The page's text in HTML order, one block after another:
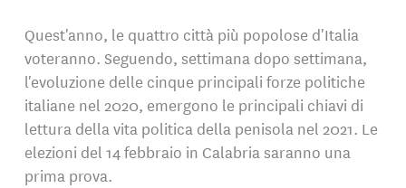
Quest'anno, le quattro città più popolose d'Italia
voteranno. Seguendo, settimana dopo settimana,
l'evoluzione delle cinque principali forze politiche
italiane nel 2020, emergono le principali chiavi di
lettura della vita politica della penisola nel 2021. Le
elezioni del 14 febbraio in Calabria saranno una
prima prova.